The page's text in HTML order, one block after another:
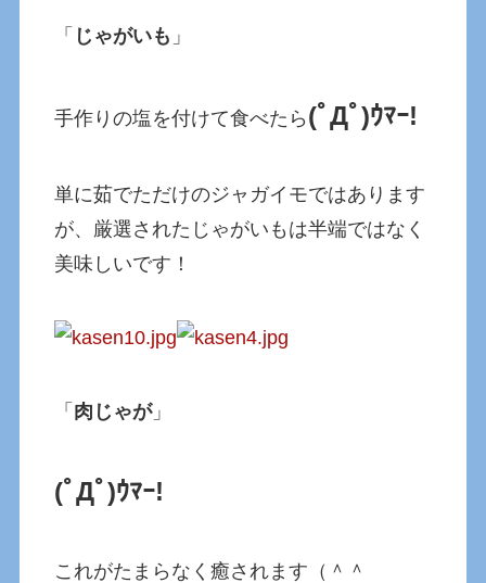
「 じゃがいも 」
手作りの塩を付けて食べたら (ﾟДﾟ)ｳﾏｰ!
単に茹でただけのジャガイモではあります
が、厳選されたじゃがいもは半端ではなく
美味しいです！
「 肉じゃが」
(ﾟДﾟ)ｳﾏｰ!
これがたまらなく癒されます（＾＾